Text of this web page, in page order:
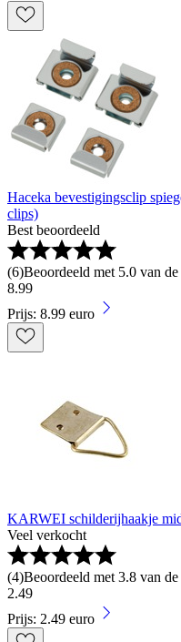
Haceka bevestigingsclip
clips)
Best beoordeeld
(6)Beoordeeld met 5.0 van
8.99
Prijs: 8.99 euro
KARWEI schilderijhaakje
Veel verkocht
(4)Beoordeeld met 3.8 van
2.49
Prijs: 2.49 euro